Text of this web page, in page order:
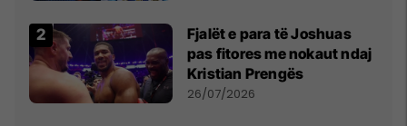
Fjalët e para të Joshuas
pas fitores me nokaut ndaj
Kristian Prengës
26/07/2026